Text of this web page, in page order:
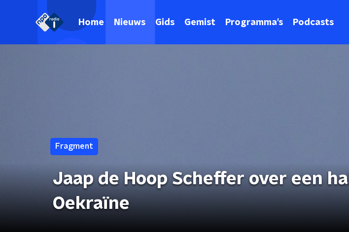
Home Nieuws Gids Gemist Programma's Podcasts
Fragment
Jaap de Hoop Scheffer over een
Oekraïne